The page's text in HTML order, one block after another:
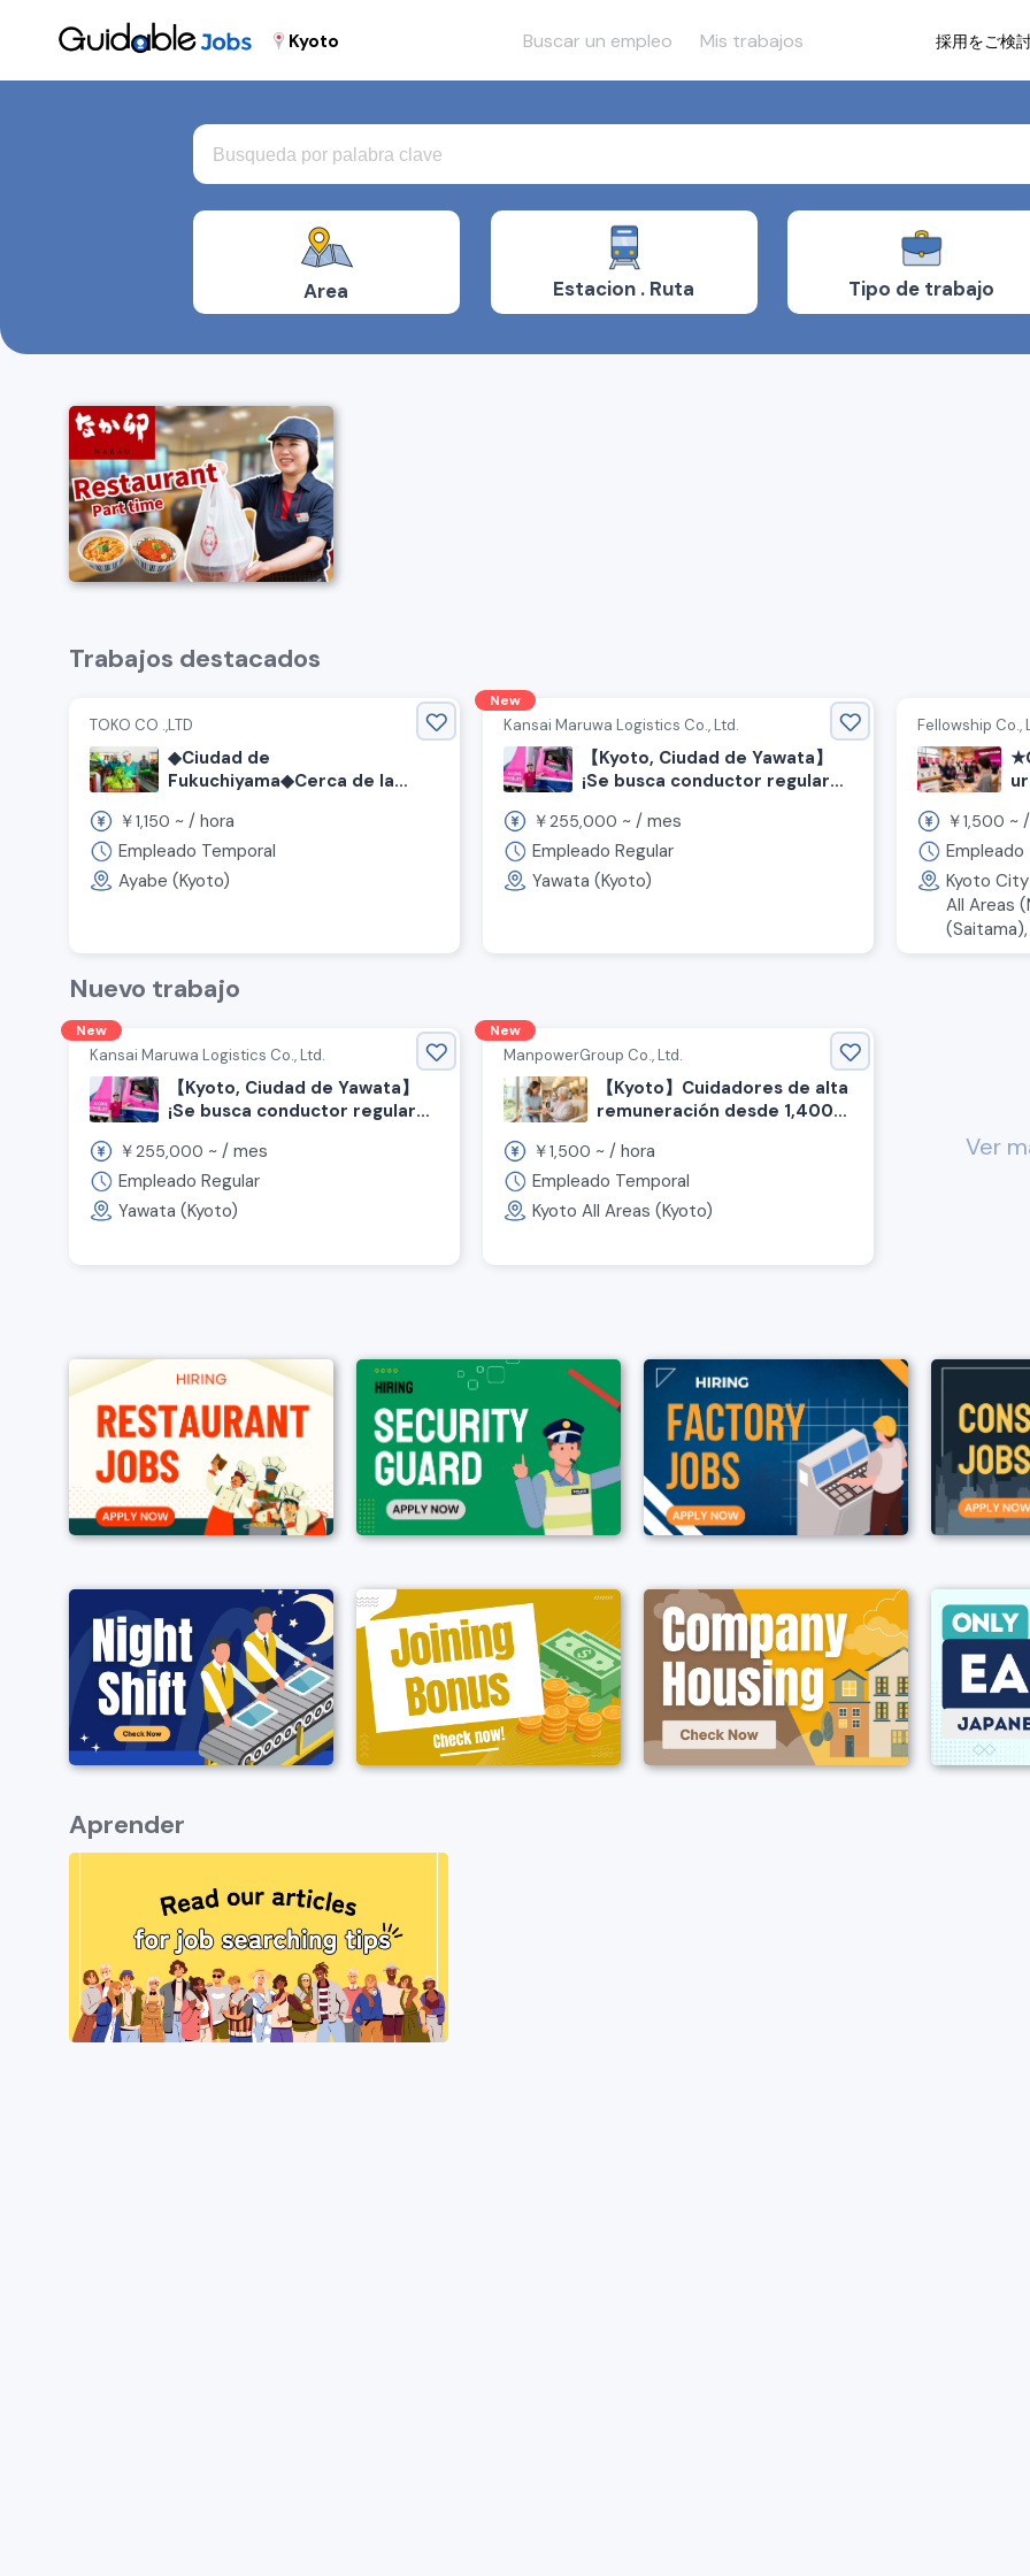
Kyoto Buscar un empleo Mis trabajos 採用をご検
Area Estacion . Ruta Tipo de trabajo
Trabajos destacados
TOKO CO .,LTD
◆Ciudad de
Fukuchiyama◆Cerca de la
de cucharas o bolsas en
dulces◆Turno diurno◆
￥1,150 ~ / hora
Empleado Temporal
Ayabe (Kyoto)
New
Kansai Maruwa Logistics Co., Ltd.
【Kyoto, Ciudad de Yawata】
¡Se busca conductor regular
¡Bonificación dos veces al año!
◆ Asistencia para obtener
licencia de camión mediano ◆
¡Bienvenidos conductores sin
￥ 255,000 ~ / mes
Empleado Regular
Yawata (Kyoto)
Fellowship Co.,
￥1,500 ~ /
Empleado
Kyoto City
All Areas
(Saitama),
Nuevo trabajo
New
Kansai Maruwa Logistics Co., Ltd.
【Kyoto, Ciudad de Yawata】
¡Se busca conductor regular
¡Bonificación dos veces al año!
◆ Asistencia para obtener
licencia de camión mediano ◆
¡Bienvenidos conductores sin
￥ 255,000 ~ / mes
Empleado Regular
Yawata (Kyoto)
New
ManpowerGroup Co., Ltd.
【Kyoto】Cuidadores de alta
remuneración desde 1,400
necesita experiencia, pago
semanal OK.
￥1,500 ~ / hora
Empleado Temporal
Kyoto All Areas (Kyoto)
Ver
Aprender